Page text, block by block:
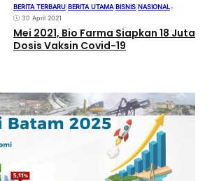
BERITA TERBARU BERITA UTAMA| BISNIS NASIONAL•
30 April 2021
Mei 2021, Bio Farma Siapkan 18 Juta
Dosis Vaksin Covid-19